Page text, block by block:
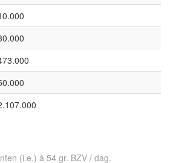
(i.e.) à 54 gr. BZV / dag.